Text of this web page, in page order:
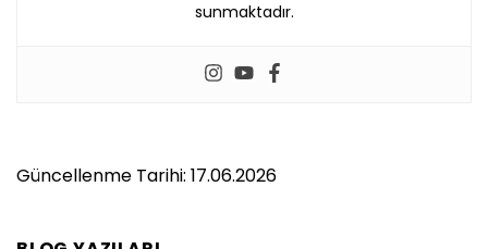
sunmaktadır.
Güncellenme Tarihi: 17.06.2026